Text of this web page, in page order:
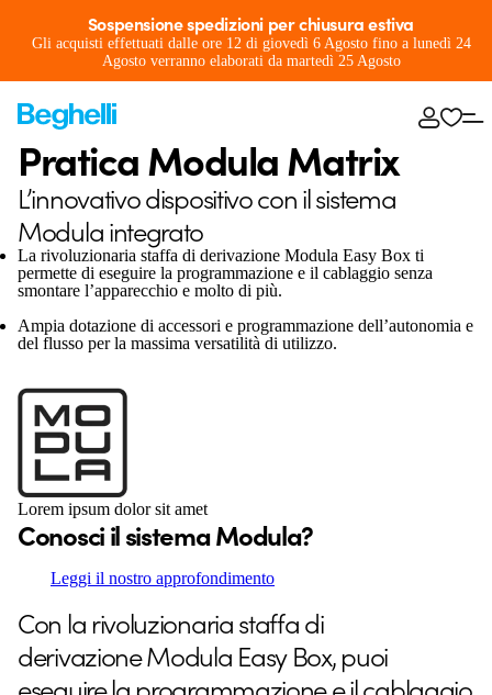
Sospensione spedizioni per chiusura estiva
Gli acquisti effettuati dalle ore 12 di giovedì 6 Agosto fino a lunedì 24
Agosto verranno elaborati da martedì 25 Agosto
Pratica Modula Matrix
L’innovativo dispositivo con il sistema
Modula integrato
La rivoluzionaria staffa di derivazione Modula Easy Box ti
permette di eseguire la programmazione e il cablaggio senza
smontare l’apparecchio e molto di più.
Ampia dotazione di accessori e programmazione dell’autonomia e
del flusso per la massima versatilità di utilizzo.
Lorem ipsum dolor sit amet
Conosci il sistema Modula?
Leggi il nostro approfondimento
Con la rivoluzionaria staffa di
derivazione Modula Easy Box, puoi